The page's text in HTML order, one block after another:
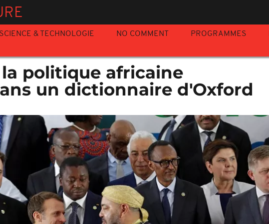
SCIENCE & TECHNOLOGIE NO COMMENT PROGRAMMES
politique africaine
un dictionnaire d'Oxford